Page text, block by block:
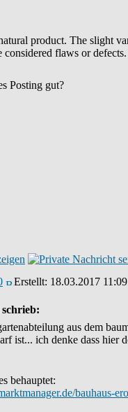
product. The slight
considered flaws or defects.
Posting gut?
Erstellt: 18.03.2017 11:09
aus dem
ist... ich denke dass hier
behauptet:
bauhaus-